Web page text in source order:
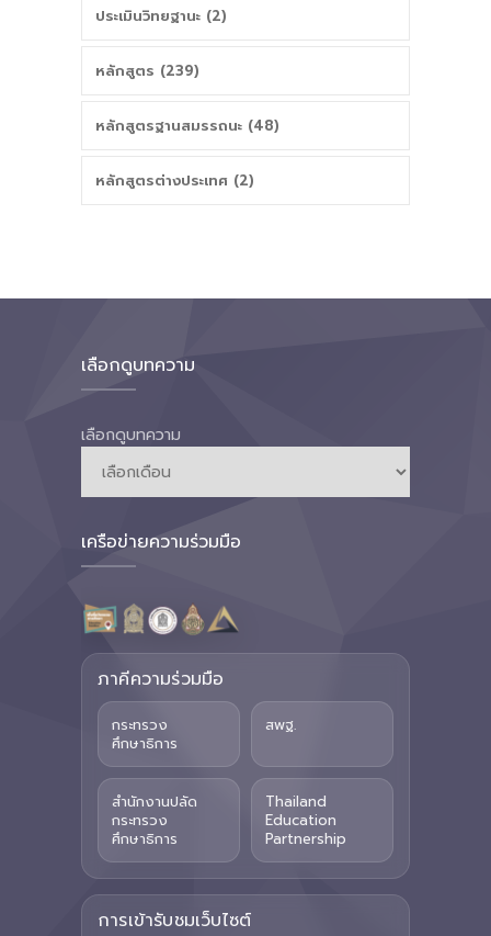
ประเมินวิทยฐานะ (2)
หลักสูตร (239)
หลักสูตรฐานสมรรถนะ (48)
หลักสูตรต่างประเทศ (2)
เลือกดูบทความ
เลือกดูบทความ
เครือข่ายความร่วมมือ
ภาคีความร่วมมือ
กระทรวง
ศึกษาธิการ
สพฐ.
สำนักงานปลัด
กระทรวง
ศึกษาธิการ
Thailand
Education
Partnership
การเข้ารับชมเว็บไซต์